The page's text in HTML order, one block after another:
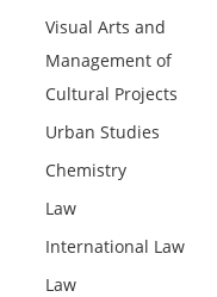
Visual Arts and
Management of
Cultural Projects
Urban Studies
Chemistry
Law
International Law
Law